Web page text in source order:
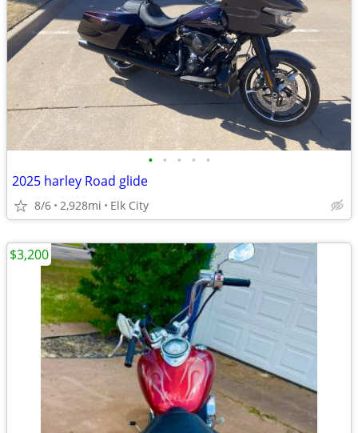
• • • • •
2025 harley Road glide
8/6 2,928mi Elk City
$3,200